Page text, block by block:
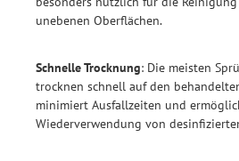
unebenen Oberflächen.
Schnelle Trocknung: Die meisten
trocknen schnell auf den
minimiert Ausfallzeiten und
Wiederverwendung von